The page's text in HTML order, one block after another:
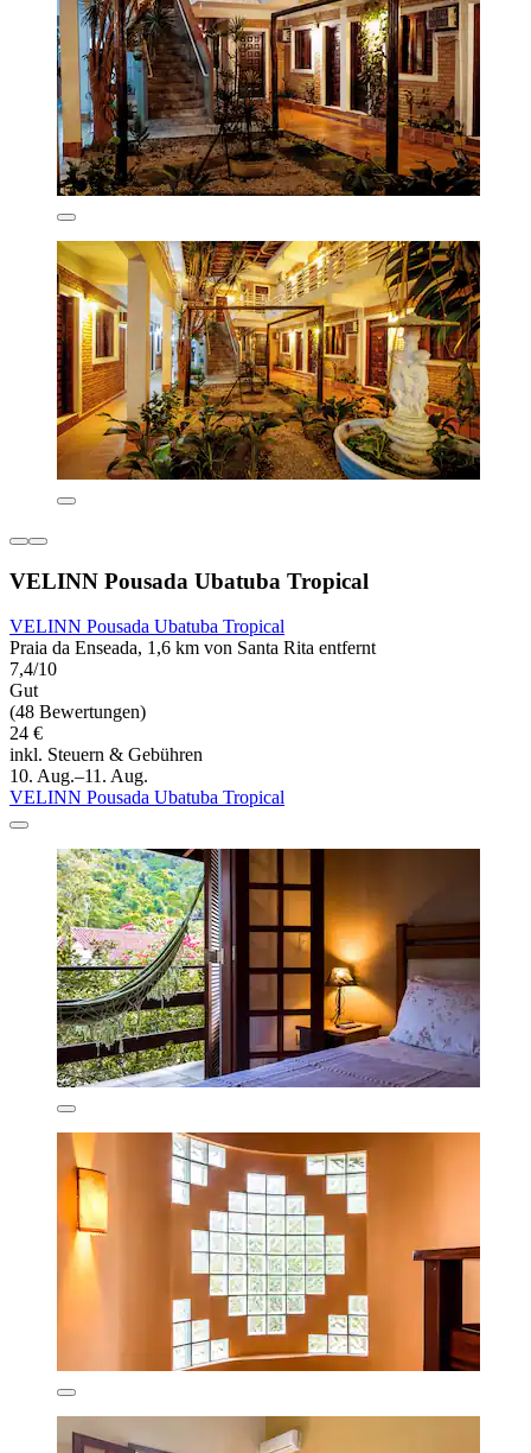
VELINN Pousada Ubatuba Tropical
VELINN Pousada Ubatuba Tropical
Praia da Enseada, 1,6 km von Santa Rita entfernt
7,4/10
Gut
(48 Bewertungen)
24 €
inkl. Steuern & Gebühren
10. Aug.–11. Aug.
VELINN Pousada Ubatuba Tropical